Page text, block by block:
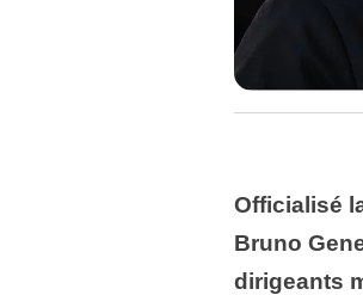
Officialisé
Bruno
dirigeants